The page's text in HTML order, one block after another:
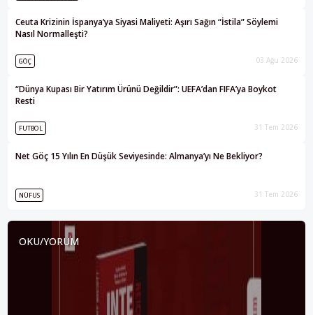
Ceuta Krizinin İspanya’ya Siyasi Maliyeti: Aşırı Sağın “İstila” Söylemi
Nasıl Normalleşti?
GÖÇ 03 Ağu 2026
“Dünya Kupası Bir Yatırım Ürünü Değildir”: UEFA’dan FIFA’ya Boykot
Resti
FUTBOL 31 Tem 2026
Net Göç 15 Yılın En Düşük Seviyesinde: Almanya’yı Ne Bekliyor?
NÜFUS 31 Tem 2026
OKU/YORUM